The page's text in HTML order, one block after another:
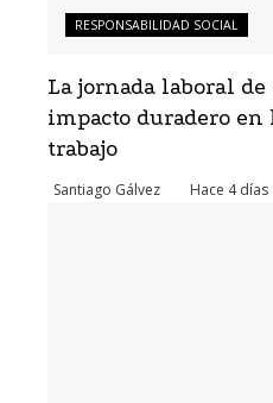
RESPONSABILIDAD SOCIAL
La jornada laboral
impacto duradero
trabajo
Santiago Gálvez Hace 4 días